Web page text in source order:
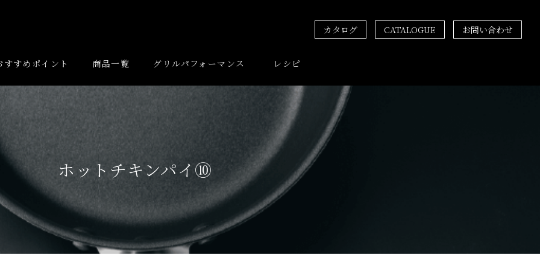
カタログ CATALOGUE お問い合わせ
すめポイント 商品一覧 グリルパフォーマンス レシピ
ホットチキンパイ⑩